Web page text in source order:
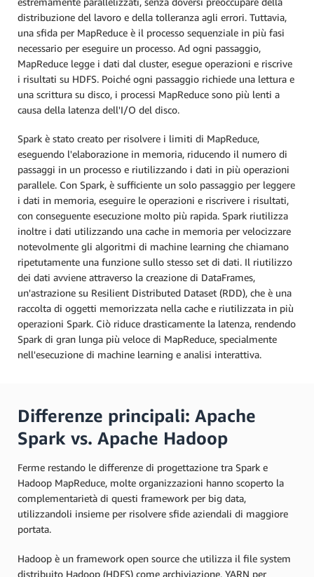
distribuzione del lavoro e della tolleranza agli errori. Tuttavia,
una sfida per MapReduce è il processo sequenziale in più fasi
necessario per eseguire un processo. Ad ogni passaggio,
MapReduce legge i dati dal cluster, esegue operazioni e riscrive
i risultati su HDFS. Poiché ogni passaggio richiede una lettura e
una scrittura su disco, i processi MapReduce sono più lenti a
causa della latenza dell'I/O del disco.
Spark è stato creato per risolvere i limiti di MapReduce,
eseguendo l'elaborazione in memoria, riducendo il numero di
passaggi in un processo e riutilizzando i dati in più operazioni
parallele. Con Spark, è sufficiente un solo passaggio per leggere
i dati in memoria, eseguire le operazioni e riscrivere i risultati,
con conseguente esecuzione molto più rapida. Spark riutilizza
inoltre i dati utilizzando una cache in memoria per velocizzare
notevolmente gli algoritmi di machine learning che chiamano
ripetutamente una funzione sullo stesso set di dati. Il riutilizzo
dei dati avviene attraverso la creazione di DataFrames,
un'astrazione su Resilient Distributed Dataset (RDD), che è una
raccolta di oggetti memorizzata nella cache e riutilizzata in più
operazioni Spark. Ciò riduce drasticamente la latenza, rendendo
Spark di gran lunga più veloce di MapReduce, specialmente
nell'esecuzione di machine learning e analisi interattiva.
Differenze principali: Apache
Spark vs. Apache Hadoop
Ferme restando le differenze di progettazione tra Spark e
Hadoop MapReduce, molte organizzazioni hanno scoperto la
complementarietà di questi framework per big data,
utilizzandoli insieme per risolvere sfide aziendali di maggiore
portata.
Hadoop è un framework open source che utilizza il file system
distribuito Hadoop (HDFS) come archiviazione, YARN per